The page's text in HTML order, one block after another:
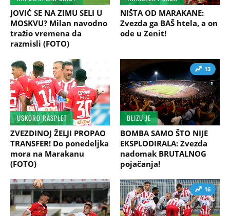
JOVIĆ SE NA ZIMU SELI U
MOSKVU? Milan navodno
tražio vremena da
razmisli (FOTO)
NIŠTA OD MARAKANE:
Zvezda ga BAŠ htela, a on
ode u Zenit!
USKORO RASPLET
ZVEZDINOJ ŽELJI PROPAO
TRANSFER! Do ponedeljka
mora na Marakanu
(FOTO)
13
BLIZU JE
BOMBA SAMO ŠTO NIJE
EKSPLODIRALA: Zvezda
nadomak BRUTALNOG
pojačanja!
16